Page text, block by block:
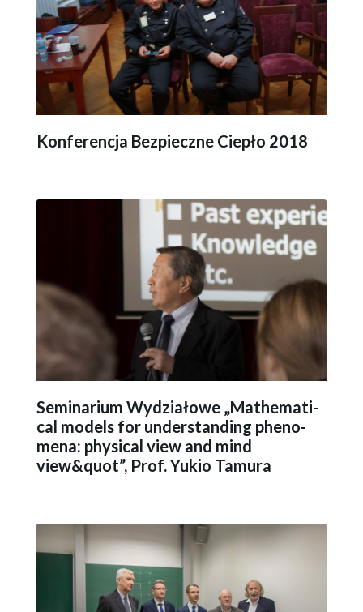
Konferencja Bezpieczne Ciepło 2018
Seminarium Wydziałowe „Ma­the­ma­ti­
cal mo­dels for un­der­stan­ding phe­no­
me­na: phy­si­cal view and mind
view&quot”, Prof. Yukio Ta­mu­ra